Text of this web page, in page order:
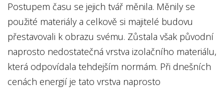
Postupem času se jejich tvář měnila. Měnily se
použité materiály a celkově si majitelé budovu
přestavovali k obrazu svému. Zůstala však původní
naprosto nedostatečná vrstva izolačního materiálu,
která odpovídala tehdejším normám. Při dnešních
cenách energií je tato vrstva naprosto